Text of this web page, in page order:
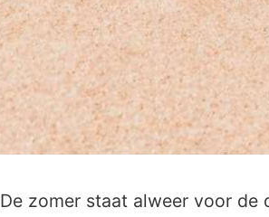
De zomer staat alweer voor de